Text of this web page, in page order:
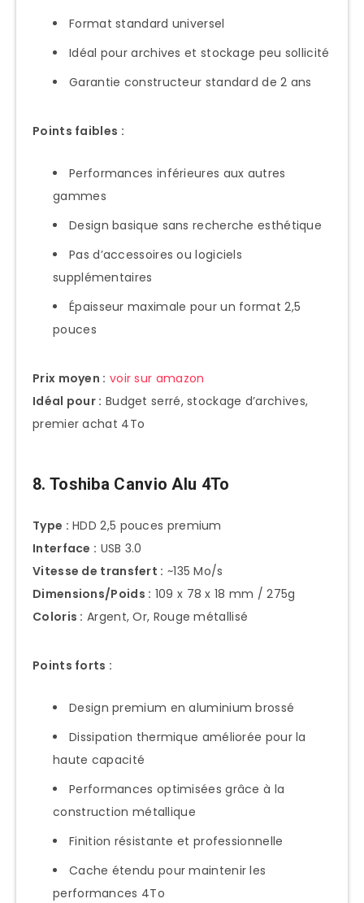
Format standard universel
Idéal pour archives et stockage peu sollicité
Garantie constructeur standard de 2 ans
Points faibles :
Performances inférieures aux autres
gammes
Design basique sans recherche esthétique
Pas d’accessoires ou logiciels
supplémentaires
Épaisseur maximale pour un format 2,5
pouces
Prix moyen : voir sur amazon
Idéal pour : Budget serré, stockage d’archives,
premier achat 4To
8. Toshiba Canvio Alu 4To
Type : HDD 2,5 pouces premium
Interface : USB 3.0
Vitesse de transfert : ~135 Mo/s
Dimensions/Poids : 109 x 78 x 18 mm / 275g
Coloris : Argent, Or, Rouge métallisé
Points forts :
Design premium en aluminium brossé
Dissipation thermique améliorée pour la
haute capacité
Performances optimisées grâce à la
construction métallique
Finition résistante et professionnelle
Cache étendu pour maintenir les
performances 4To